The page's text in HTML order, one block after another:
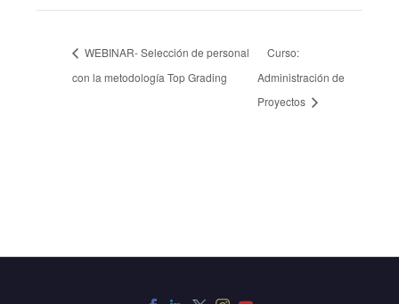
WEBINAR- Selección de personal
con la metodología Top Grading
Curso:
Administración de
Proyectos